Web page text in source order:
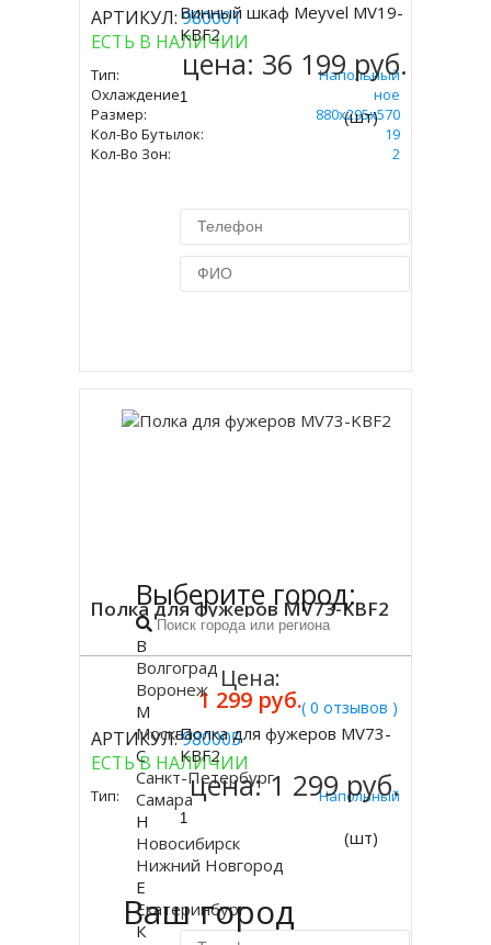
АРТИКУЛ:980001
ЕСТЬ В НАЛИЧИИ
Тип:
Напольный
Охлаждение:
Компрессорное
Размер:
880х295х570
Кол-Во Бутылок:
19
Кол-Во Зон:
2
Купить
Винный шкаф Meyvel MV19-
KBF2
цена: 36 199 руб.
(шт)
Полка для фужеров MV73-KBF2
( 0 отзывов )
АРТИКУЛ:980005
ЕСТЬ В НАЛИЧИИ
Тип: Напольный
Цена:
1 299 руб.
Купить
Полка для фужеров MV73-
KBF2
цена:1 299 руб.
(шт)
Ваш город
Выберите город:
В
Волгоград
Воронеж
М
Москва
С
Санкт-Петербург
Самара
Н
Новосибирск
Нижний Новгород
Е
Екатеринбург
К